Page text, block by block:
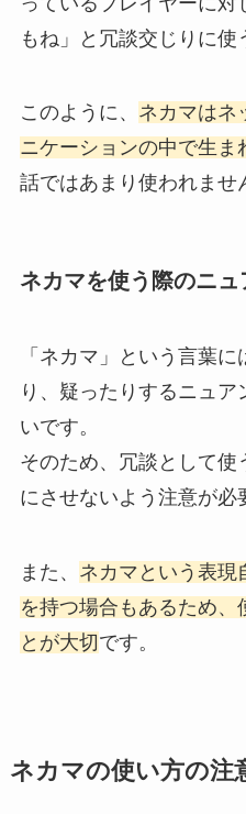
もね」と冗談交じりに使
このように、 ネカマはネ
ニケーションの中で生ま
話ではあまり使われませ
ネカマを使う際のニュ
「ネカマ」という言葉
り、疑ったりするニュ
いです。
そのため、冗談として
にさせないよう注意が必
また、 ネカマという表現
を持つ場合もあるため、
とが大切です。
ネカマの使い方の注